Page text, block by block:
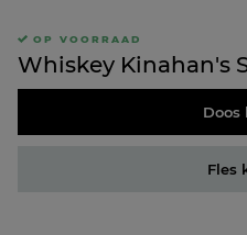
OP VOORRAAD
Whiskey Kinahan's
Doos
Fles